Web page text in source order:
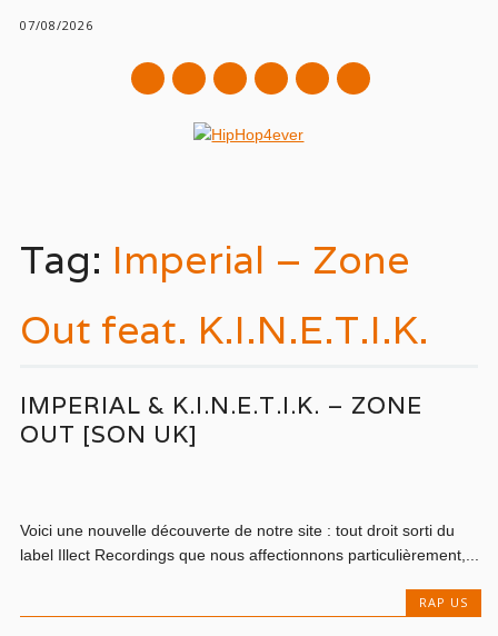
07/08/2026
mail
content
Tag: Imperial – Zone
Out feat. K.I.N.E.T.I.K.
IMPERIAL & K.I.N.E.T.I.K. – ZONE
OUT [SON UK]
Voici une nouvelle découverte de notre site : tout droit sorti du
label Illect Recordings que nous affectionnons particulièrement,...
RAP US